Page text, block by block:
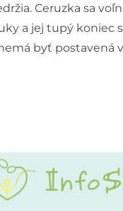
Ceruzka sa
a jej tupý koniec
byť postavená